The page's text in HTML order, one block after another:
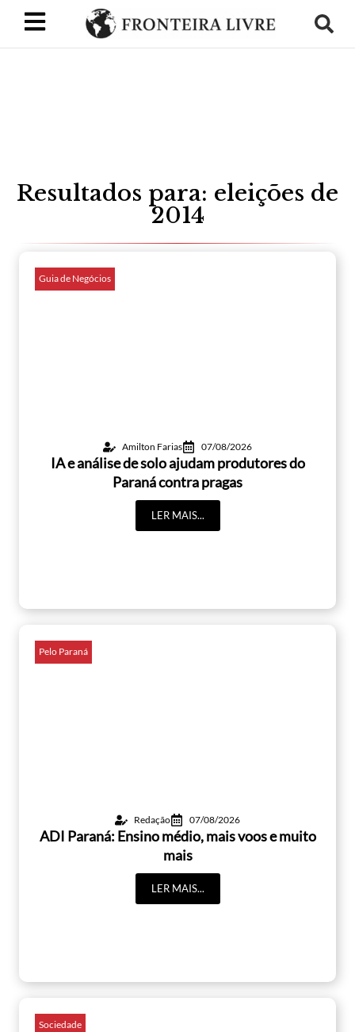
Resultados para: eleições de
2014
Guia de Negócios
Amilton Farias 07/08/2026
IA e análise de solo ajudam produtores do
Paraná contra pragas
LER MAIS...
Pelo Paraná
Redação 07/08/2026
ADI Paraná: Ensino médio, mais voos e muito
mais
LER MAIS...
Sociedade